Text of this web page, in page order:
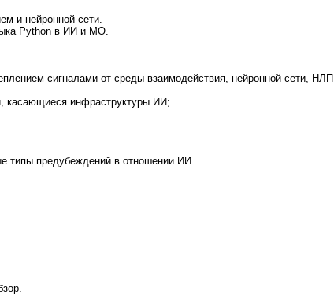
и нейронной сети.
Python в ИИ и МО.
сигналами от среды взаимодействия, нейронной сети, НЛП.
касающиеся инфраструктуры ИИ;
типы предубеждений в отношении ИИ.